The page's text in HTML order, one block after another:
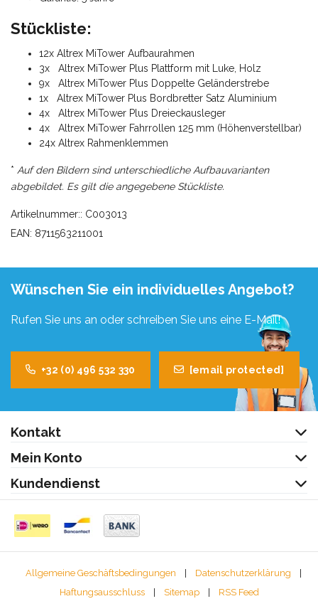
Stückliste:
12x Altrex MiTower Aufbaurahmen
3x Altrex MiTower Plus Plattform mit Luke, Holz
9x Altrex MiTower Plus Doppelte Geländerstrebe
1x Altrex MiTower Plus Bordbretter Satz Aluminium
4x Altrex MiTower Plus Dreieckausleger
4x Altrex MiTower Fahrrollen 125 mm (Höhenverstellbar)
24x Altrex Rahmenklemmen
* Auf den Bildern sind unterschiedliche Aufbauvarianten
abgebildet. Es gilt die angegebene Stückliste.
Artikelnummer:: C003013
EAN: 8711563211001
Wünschen Sie ein individuelles Angebot?
Rufen Sie uns an oder schreiben Sie uns eine E-Mail!
+32 (0) 496 532 330 [email protected]
Kontakt
Mein Konto
Kundendienst
Allgemeine Geschäftsbedingungen | Datenschutzerklärung
|
Haftungsausschluss
| Sitemap | RSS Feed